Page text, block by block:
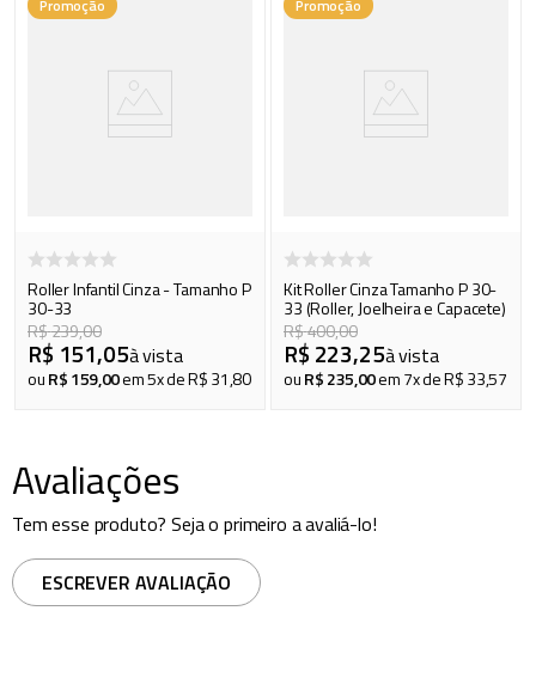
Promoção
Roller Infantil Cinza - Tamanho P
30-33
R$239,00
R$ 151,05à vista
ouR$159,00em5x deR$31,80
Promoção
Kit Roller Cinza Tamanho P 30-
33 (Roller, Joelheira e Capacete)
R$400,00
R$ 223,25à vista
ouR$235,00em7x deR$33,57
Avaliações
Tem esse produto? Seja o primeiro a avaliá-lo!
ESCREVER AVALIAÇÃO